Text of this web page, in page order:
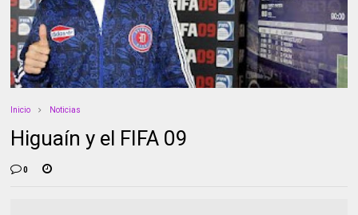
Inicio Noticias
Higuaín y el FIFA 09
0